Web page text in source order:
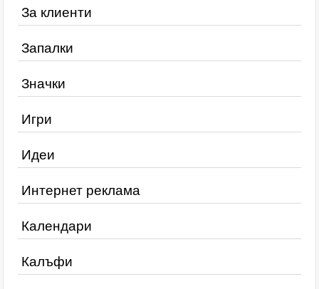
За клиенти
Запалки
Значки
Игри
Идеи
Интернет реклама
Календари
Калъфи